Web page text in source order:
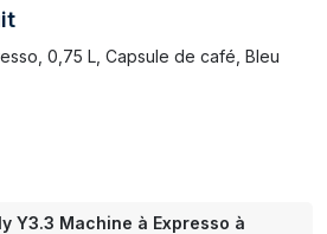
0,75 L, Capsule de café, Bleu
Y3.3 Machine à Expresso à